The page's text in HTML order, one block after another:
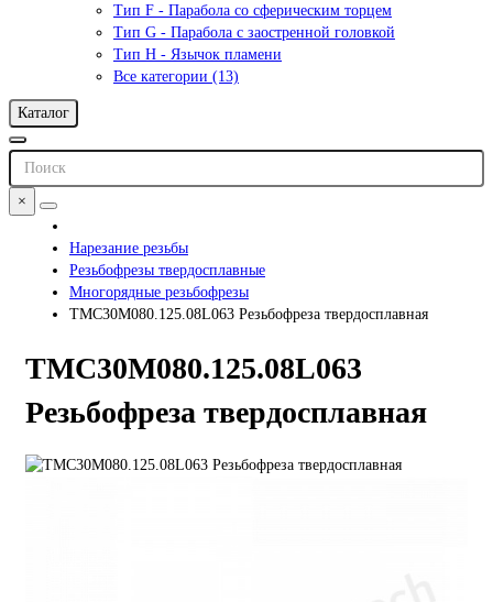
Тип F - Парабола со сферическим торцем
Тип G - Парабола с заостренной головкой
Тип H - Язычок пламени
Все категории (13)
Каталог
×
Нарезание резьбы
Резьбофрезы твердосплавные
Многорядные резьбофрезы
TMC30M080.125.08L063 Резьбофреза твердосплавная
TMС30M080.125.08L063
Резьбофреза твердосплавная